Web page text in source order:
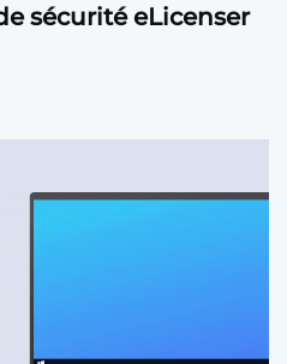
sécurité eLicenser